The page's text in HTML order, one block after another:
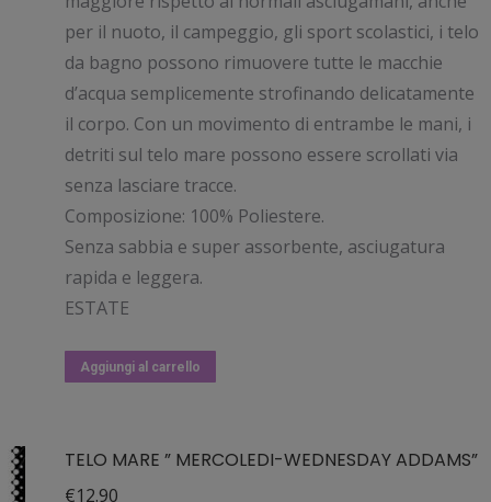
per il nuoto, il campeggio, gli sport scolastici, i telo
da bagno possono rimuovere tutte le macchie
d’acqua semplicemente strofinando delicatamente
il corpo. Con un movimento di entrambe le mani, i
detriti sul telo mare possono essere scrollati via
senza lasciare tracce.
Composizione: 100% Poliestere.
Senza sabbia e super assorbente, asciugatura
rapida e leggera.
ESTATE
Aggiungi al carrello
TELO MARE ” MERCOLEDI-WEDNESDAY ADDAMS”
€12.90